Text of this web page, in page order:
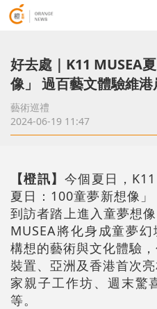
好去處｜K11 MUSEA
像」 過百藝文體驗維
藝術巡禮
2024-06-19 11:47
【橙訊】 今個夏日，
夏日：100童夢新想像
到訪者踏上進入童夢想
MUSEA將化身成童夢
構想的藝術與文化體驗
裝置、亞洲及香港首次
家親子工作坊、週末驚
等。